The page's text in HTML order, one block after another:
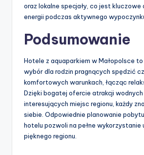
oraz lokalne specjały, co jest kluczowe
energii podczas aktywnego
Podsumowanie
Hotele z aquaparkiem w Małopolsce to
wybór dla rodzin pragnących spędzić
komfortowych warunkach, łącząc
Dzięki bogatej ofercie atrakcji wodnych
interesujących miejsc regionu, każdy
siebie. Odpowiednie planowanie
hotelu pozwoli na pełne wykorzystanie
pięknego regionu.